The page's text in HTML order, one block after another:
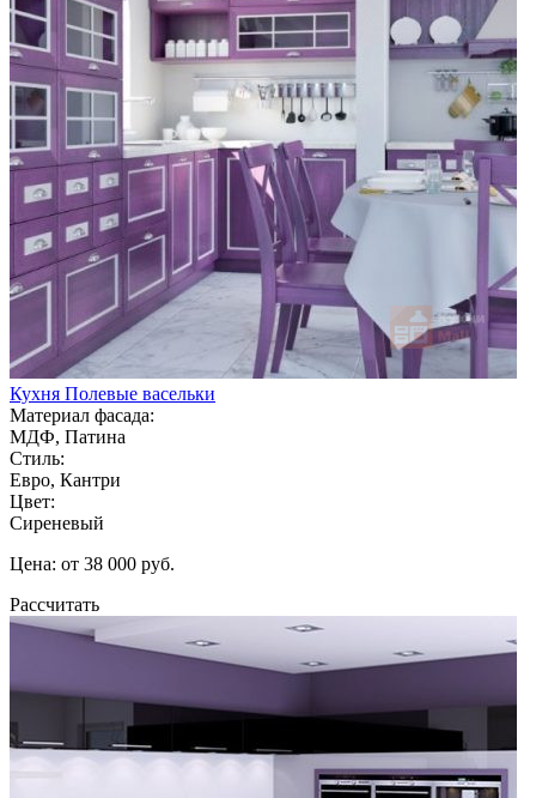
Кухня Полевые васельки
Материал фасада:
МДФ, Патина
Стиль:
Евро, Кантри
Цвет:
Сиреневый
Цена: от 38 000 руб.
Рассчитать